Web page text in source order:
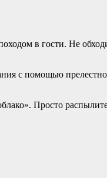
в гости. Не
с помощью
Просто